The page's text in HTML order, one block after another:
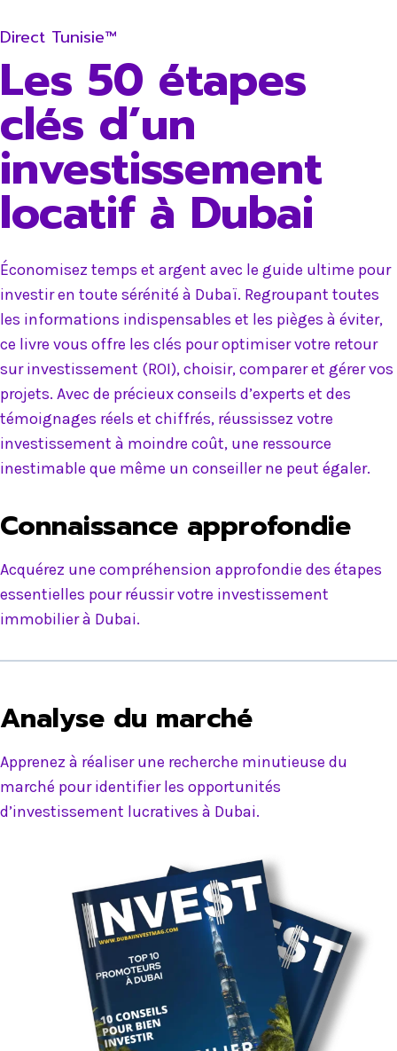
Direct Tunisie™
Les 50 étapes
clés d’un
investissement
locatif à Dubai
Économisez temps et argent avec le guide ultime pour
investir en toute sérénité à Dubaï. Regroupant toutes
les informations indispensables et les pièges à éviter,
ce livre vous offre les clés pour optimiser votre retour
sur investissement (ROI), choisir, comparer et gérer vos
projets. Avec de précieux conseils d’experts et des
témoignages réels et chiffrés, réussissez votre
investissement à moindre coût, une ressource
inestimable que même un conseiller ne peut égaler.
Connaissance approfondie
Acquérez une compréhension approfondie des étapes
essentielles pour réussir votre investissement
immobilier à Dubai.
Analyse du marché
Apprenez à réaliser une recherche minutieuse du
marché pour identifier les opportunités
d’investissement lucratives à Dubai.